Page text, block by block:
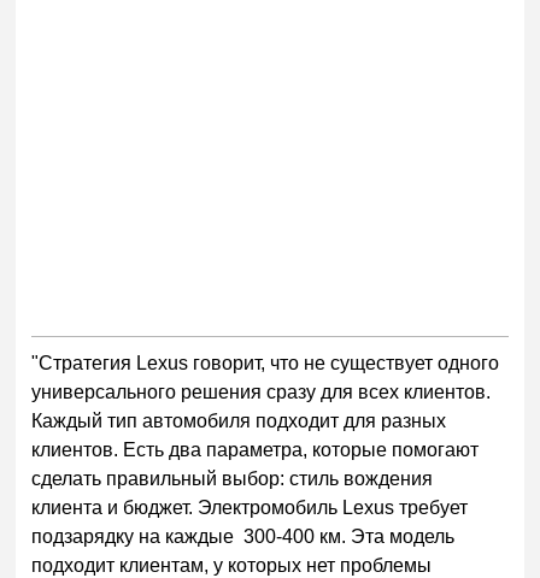
"Стратегия Lexus говорит, что не существует одного
универсального решения сразу для всех клиентов.
Каждый тип автомобиля подходит для разных
клиентов. Есть два параметра, которые помогают
сделать правильный выбор: стиль вождения
клиента и бюджет. Электромобиль Lexus требует
подзарядку на каждые 300-400 км. Эта модель
подходит клиентам, у которых нет проблемы